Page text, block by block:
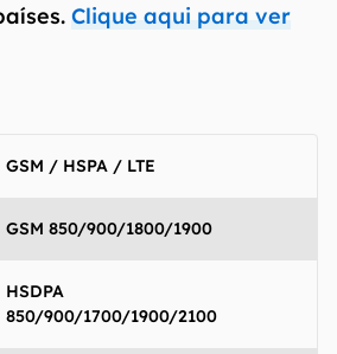
Clique aqui para ver
GSM / HSPA / LTE
GSM 850/900/1800/1900
HSDPA
850/900/1700/1900/2100